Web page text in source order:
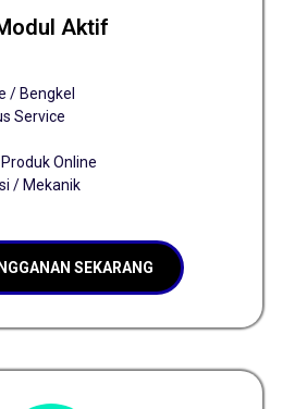
Aktif
/ Bengkel
Service
Online
/ Mekanik
SEKARANG